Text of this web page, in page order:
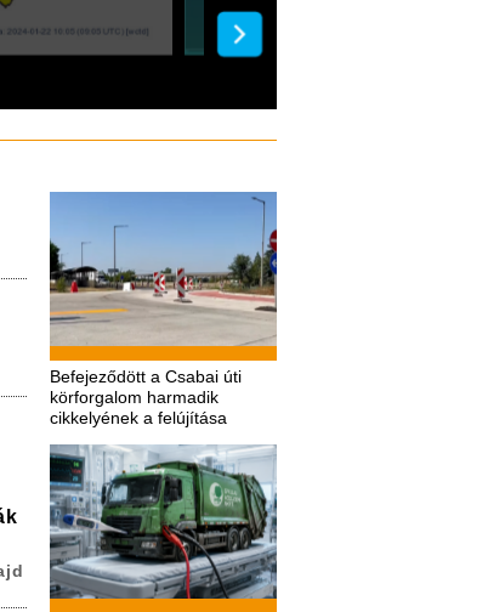
Befejeződött a Csabai úti
körforgalom harmadik
cikkelyének a felújítása